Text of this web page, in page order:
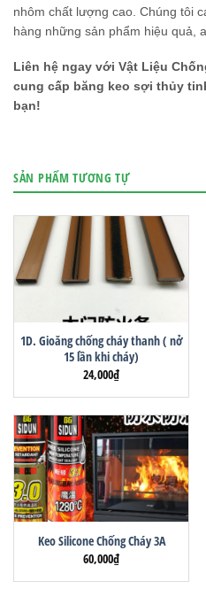
nhôm chất lượng cao. Chúng tôi
hàng những sản phẩm hiệu quả,
Liên hệ ngay với Vật Liệu
cung cấp băng keo sợi thủy
bạn!
SẢN PHẨM TƯƠNG TỰ
1D. Gioăng chống cháy thanh ( nở
15 lần khi cháy)
24,000₫
Keo Silicone Chống Cháy 3A
60,000₫